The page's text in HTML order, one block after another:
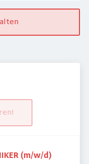
(m/w/d)